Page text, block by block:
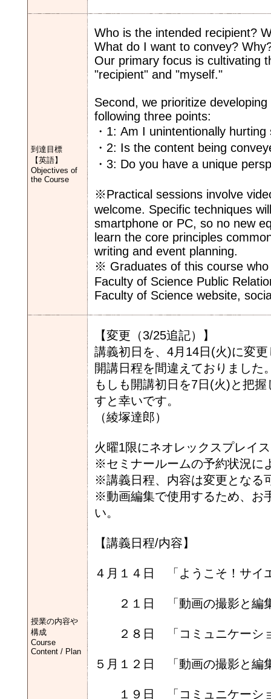
到達目標
【英語】
Objectives of
the Course
Who is the intended recipient?
What do I want to convey?
Our primary focus is cultivating
"recipient" and "myself."
Second, we prioritize
following three points:
・1: Am I unintentionally hurting
・2: Is the content being
・3: Do you have a unique
※Practical sessions involve
welcome. Specific techniques
smartphone or PC, so no new
learn the core principles
writing and event planning.
※ Graduates of this course
Faculty of Science Public
Faculty of Science website,
授業の内容や
構成
Course
Content / Plan
【変更（3/25追記）】
講義初日を、4月14日(火)に変
開講日程を間違えておりました
もしも開講初日を7日(火)と把
すと幸いです。
（綾塚達郎）
火曜1限にネオレックスプレイ
※セミナールームの予約状況に
※講義日程、内容は変更となる
※動画編集で使用するため、お
い。
【講義日程/内容】
４月１４日 「ようこそ！サイ
２１日 「動画の撮影と編集
２８日 「コミュニケーショ
５月１２日 「動画の撮影と編
１９日 「コミュニケーショ